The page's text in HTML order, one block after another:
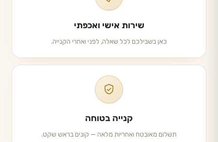
שירות אישי ואכפתי
כאן בשבילכם לכל שאלה, לפני ואחרי הקנייה.
קנייה בטוחה
תשלום מאובטח ואחריות מלאה — קונים בראש שקט.